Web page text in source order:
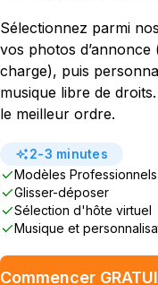
Sélectionnez parmi
vos photos
charge), puis
musique libre de
le meilleur ordre.
2-3 minutes
Modèles Professionnels
Glisser-déposer
Sélection d'hôte virtuel
Musique et
Commencer